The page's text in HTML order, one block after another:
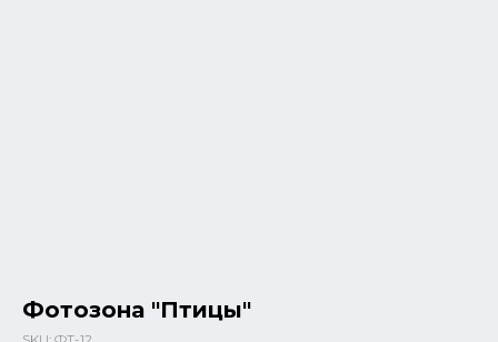
Фотозона "Птицы"